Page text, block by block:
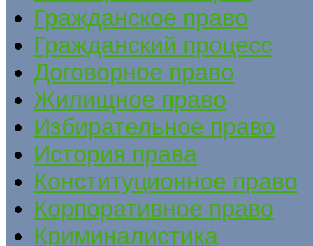
Гражданское право
Гражданский процесс
Договорное право
Жилищное право
Избирательное право
История права
Конституционное право
Корпоративное право
Криминалистика